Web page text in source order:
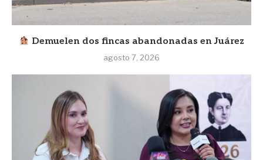
Demuelen dos fincas abandonadas en Juárez
agosto 7, 2026